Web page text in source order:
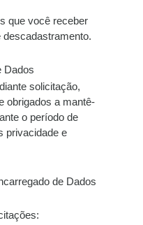
que você receber
descadastramento.
Dados
solicitação,
obrigados a mantê-
o período de
privacidade e
de Dados